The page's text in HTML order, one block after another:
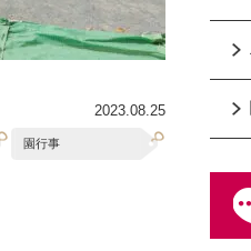
2023.08.25
園行事